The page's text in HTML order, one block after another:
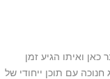
ואיתו הגיע זמן
עם תוכן ייחודי של